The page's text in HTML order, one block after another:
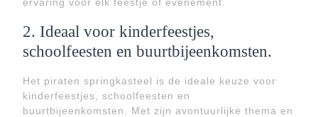
2. Ideaal voor kinderfeestjes,
schoolfeesten en buurtbijeenkomsten.
Het piraten springkasteel is de ideale keuze voor
kinderfeestjes, schoolfeesten en
buurtbijeenkomsten. Met zijn avontuurlijke thema en